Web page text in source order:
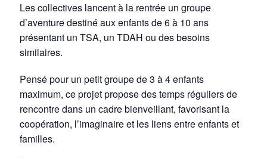
Les collectives lancent à la rentrée un groupe
d’aventure destiné aux enfants de 6 à 10 ans
présentant un TSA, un TDAH ou des besoins
similaires.
Pensé pour un petit groupe de 3 à 4 enfants
maximum, ce projet propose des temps réguliers de
rencontre dans un cadre bienveillant, favorisant la
coopération, l’imaginaire et les liens entre enfants et
familles.